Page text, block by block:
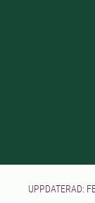
UPPDATERAD: